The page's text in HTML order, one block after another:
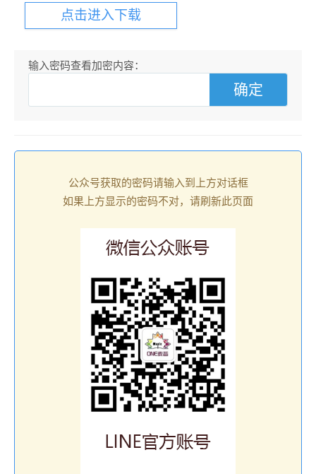
点击进入下载
输入密码查看加密内容：
公众号获取的密码请输入到上方对话框
如果上方显示的密码不对，请刷新此页面